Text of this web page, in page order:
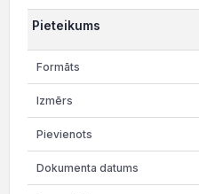
Pieteikums